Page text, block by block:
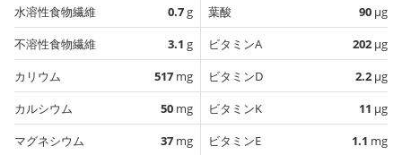
水溶性食物繊維
0.7g
不溶性食物繊維
3.1 g
カリウム
517 mg
カルシウム
50 mg
マグネシウム
37 mg
葉酸
90 µg
ビタミンA
202 µg
ビタミンD
2.2 µg
ビタミンK
11 µg
ビタミンE
1.1 mg